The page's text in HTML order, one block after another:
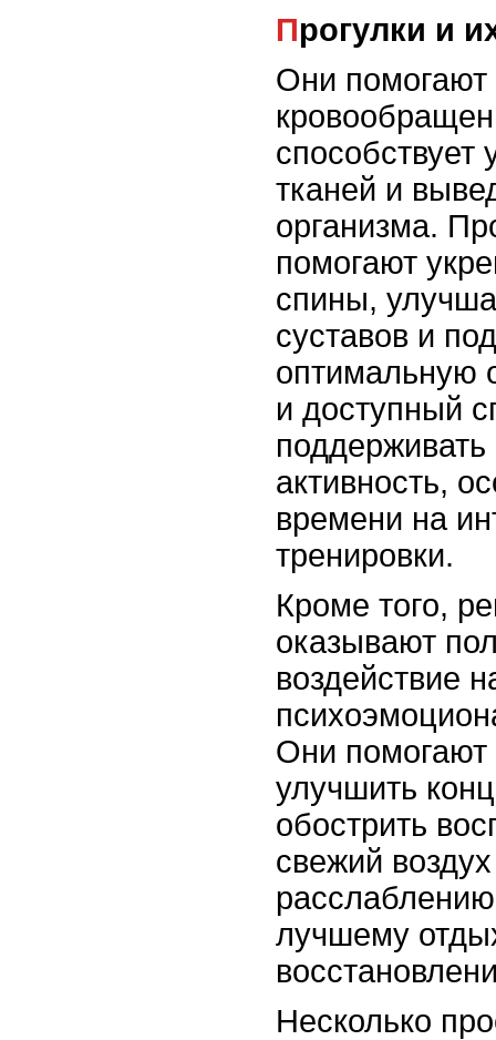
Прогулки и
Они помогают
тканей и
организма.
помогают
спины,
суставов и
оптимальную
и доступный
активность,
времени на
тренировки.
Кроме того,
оказывают
воздействие
Они помогают
улучшить
обострить
свежий
лучшему
Несколько